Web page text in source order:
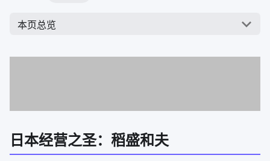
本页总览
日本经营之圣：稻盛和夫